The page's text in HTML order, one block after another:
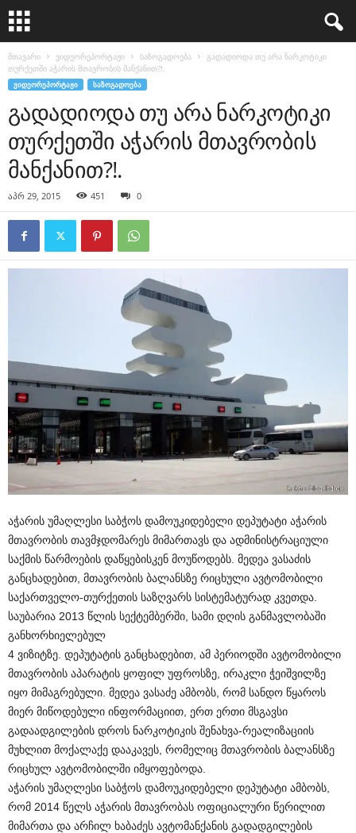
მთავარი ვიდეორეპორტაჟი საზოგადოება
გადადიოდა თუ არა ნარკოტიკი
თურქეთში აჭარის მთავრობის მანქანით?!.
ᲕᲘᲓᲔᲝᲠᲔᲞᲝᲠᲢᲐᲟᲘ ᲡᲐᲖᲝᲒᲐᲓᲝᲔᲑᲐ
გადადიოდა თუ არა ნარკოტიკი
თურქეთში აჭარის მთავრობის
მანქანით?!.
აპრ 29, 2015 451 0
აჭარის უმაღლესი საბჭოს დამოუკიდებელი დეპუტატი აჭარის
მთავრობის თავმჯდომარეს მიმართავს და ადმინისტრაციული
საქმის წარმოების დაწყებისკენ მოუწოდებს. მედეა ვასაძის
განცხადებით, მთავრობის ბალანსზე რიცხული ავტომობილი
საქართველო-თურქეთის საზღვარს სისტემატურად კვეთდა.
საუბარია 2013 წლის სექტემბერში, სამი დღის განმავლობაში
განხორხიელებულ
4 ვიზიტზე. დეპუტატის განცხადებით, ამ პერიოდში ავტომობილი
მთავრობის აპარატის ყოფილ უფროსზე, ირაკლი ჭეიშვილზე
იყო მიმაგრებული. მედეა ვასაძე ამბობს, რომ სანდო წყაროს
მიერ მიწოდებული ინფორმაციით, ერთ ერთი მსგავსი
გადაადგილების დროს ნარკოტიკის შენახვა-რეალიზაციის
მუხლით მოქალაქე დააკავეს, რომელიც მთავრობის ბალანსზე
რიცხულ ავტომობილში იმყოფებოდა.
აჭარის უმაღლესი საბჭოს დამოუკიდებელი დეპუტატი ამბობს,
რომ 2014 წელს აჭარის მთავრობას ოფიციალური წერილით
მიმართა და არჩილ ხაბაძეს ავტომანქანის გადადგილების